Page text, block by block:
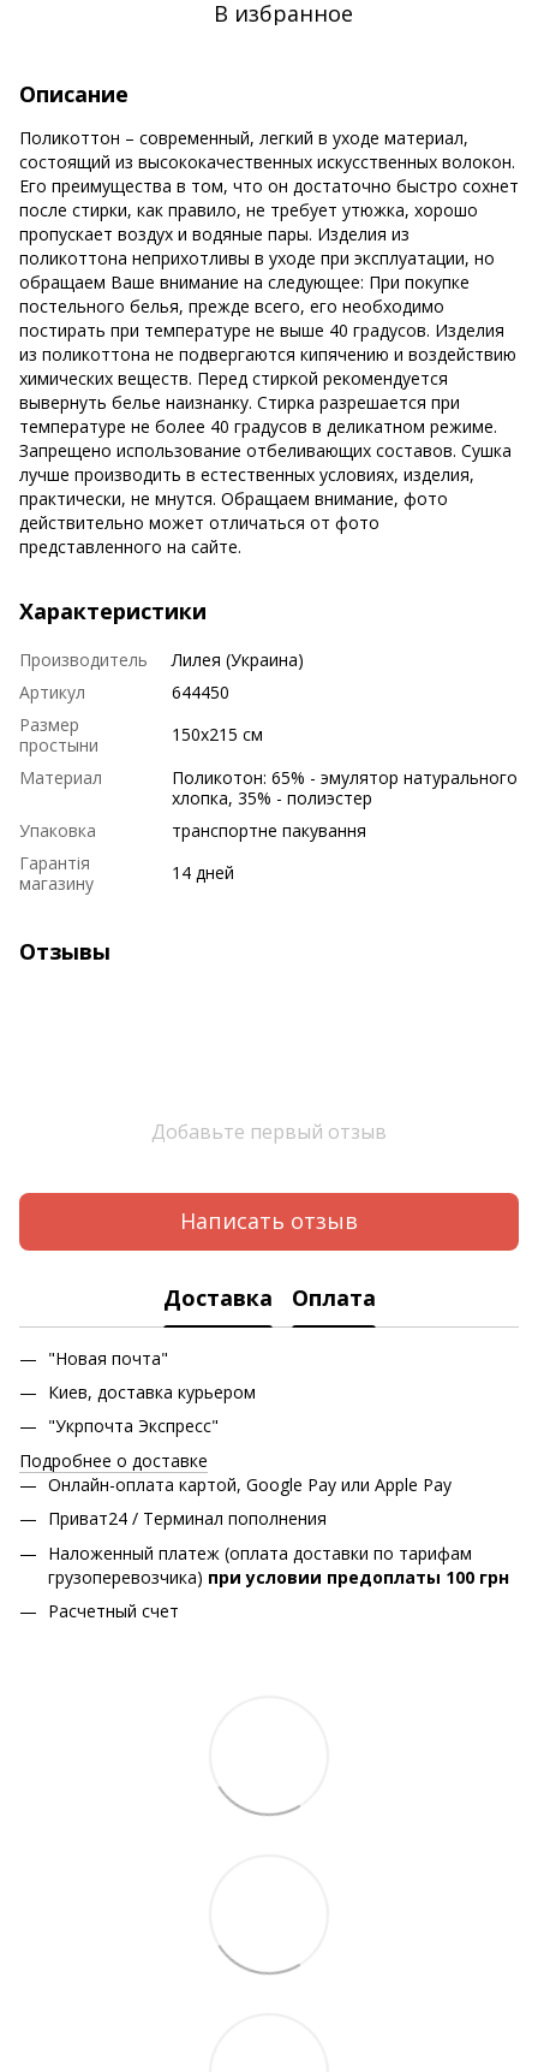
В избранное
Описание
Поликоттон – современный, легкий в уходе материал,
состоящий из высококачественных искусственных волокон.
Его преимущества в том, что он достаточно быстро сохнет
после стирки, как правило, не требует утюжка, хорошо
пропускает воздух и водяные пары. Изделия из
поликоттона неприхотливы в уходе при эксплуатации, но
обращаем Ваше внимание на следующее: При покупке
постельного белья, прежде всего, его необходимо
постирать при температуре не выше 40 градусов. Изделия
из поликоттона не подвергаются кипячению и воздействию
химических веществ. Перед стиркой рекомендуется
вывернуть белье наизнанку. Стирка разрешается при
температуре не более 40 градусов в деликатном режиме.
Запрещено использование отбеливающих составов. Сушка
лучше производить в естественных условиях, изделия,
практически, не мнутся. Обращаем внимание, фото
действительно может отличаться от фото
представленного на сайте.
Характеристики
Производитель
Лилея (Украина)
Артикул
644450
Размер
простыни
150х215 см
Материал
Поликотон: 65% - эмулятор натурального
хлопка, 35% - полиэстер
Упаковка
транспортне пакування
Гарантія
магазину
14 дней
Отзывы
Добавьте первый отзыв
Написать отзыв
Доставка Оплата
"Новая почта"
Киев, доставка курьером
"Укрпочта Экспресс"
Подробнее о доставке
Онлайн-оплата картой, Google Pay или Apple Pay
Приват24 / Терминал пополнения
Наложенный платеж (оплата доставки по тарифам
грузоперевозчика) при условии предоплаты 100 грн
Расчетный счет